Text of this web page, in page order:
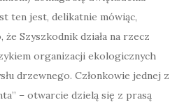
ten jest, delikatnie mówiąc,
Szyszkodnik działa na rzecz
organizacji ekologicznych
drzewnego. Członkowie jednej z
– otwarcie dzielą się z prasą